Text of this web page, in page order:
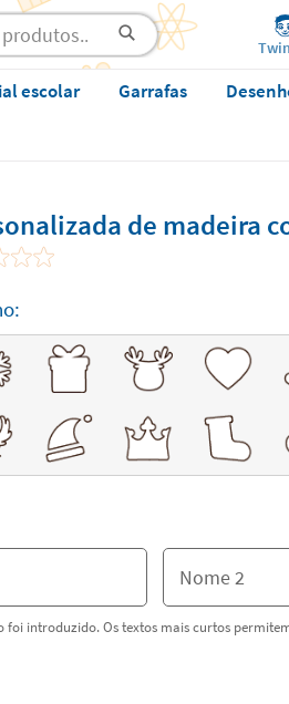
escolar Garrafas
de madeira
foi introduzido. Os textos mais curtos